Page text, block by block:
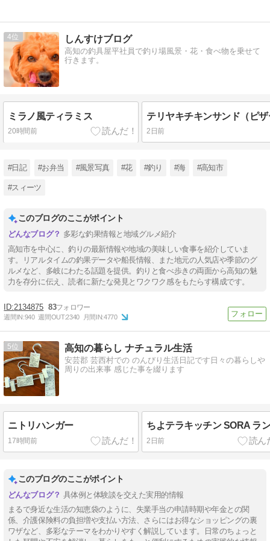
4 しんすけブログ
高知の釣具屋平社員で釣り場風景・花・食べ物を乗せて
行きます。
ミラノ風ティラミス
20時間前
テリヤキチキンサンド（ピ
2日前
#日記 #お弁当 #風景写真 #花 #釣り #海 #高知市
#スィーツ
このブログのここがポイント
多彩な釣果情報と地域グルメ紹介
高知市を中心に、釣りの最新情報や地域の美味しい食事を紹介していま
す。リアルタイムの釣果データや船長情報、また地元の人気店や季節のグ
ルメなど、多岐にわたる話題を提供。釣りと食べ歩きの両面から高知の魅
力を存分に伝え、読者に新たな発見とワクワク感をもたらす構成です。
2134875 83
週間IN:940 週間OUT:2340 月間IN:4770
5 高知の暮らし ナチュラル生活
安芸郡 芸西村での のんびり生活日記です日々の暮らしや
周りの出来事 感じた事を綴ります
ニトリハンガー
17時間前
ちよテラキッチン SORA ラ
2日前
このブログのここがポイント
具体例と体験談を交えた実用的情報
まるで身近な生活の知恵袋のように、失業手当の申請時期や年金との関
係、介護保険料の負担増や支払い方法、さらにはお得なショッピングの裏
ワザなど、多彩なテーマをわかりやすく解説しています。日常のちょっと